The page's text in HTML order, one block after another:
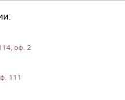
оф. 2
111